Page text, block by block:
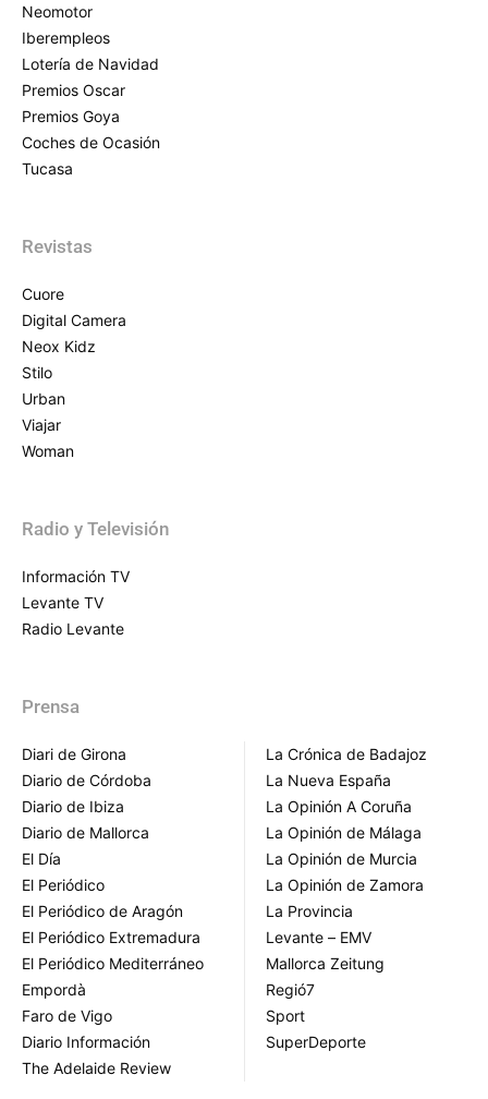
Neomotor
Iberempleos
Lotería de Navidad
Premios Oscar
Premios Goya
Coches de Ocasión
Tucasa
Revistas
Cuore
Digital Camera
Neox Kidz
Stilo
Urban
Viajar
Woman
Radio y Televisión
Información TV
Levante TV
Radio Levante
Prensa
Diari de Girona
Diario de Córdoba
Diario de Ibiza
Diario de Mallorca
El Día
El Periódico
El Periódico de Aragón
El Periódico Extremadura
El Periódico Mediterráneo
Empordà
Faro de Vigo
Diario Información
The Adelaide Review
La Crónica de Badajoz
La Nueva España
La Opinión A Coruña
La Opinión de Málaga
La Opinión de Murcia
La Opinión de Zamora
La Provincia
Levante – EMV
Mallorca Zeitung
Regió7
Sport
SuperDeporte